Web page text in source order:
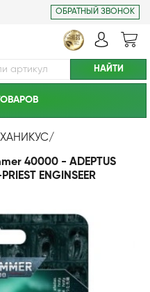
ОБРАТНЫЙ ЗВОНОК
/
40000 - ADEPTUS
ENGINSEER